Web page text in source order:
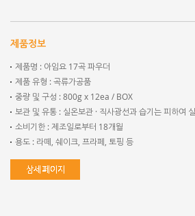
제품정보
제품명 : 아임요 17곡 파우더
제품 유형 : 곡류가공품
중량 및 구성 : 800g x 12ea / BOX
보관 및 유통 : 실온보관 · 직사광선과 습기는 피하여
소비기한 : 제조일로부터 18개월
용도 : 라떼, 쉐이크, 프라페, 토핑 등